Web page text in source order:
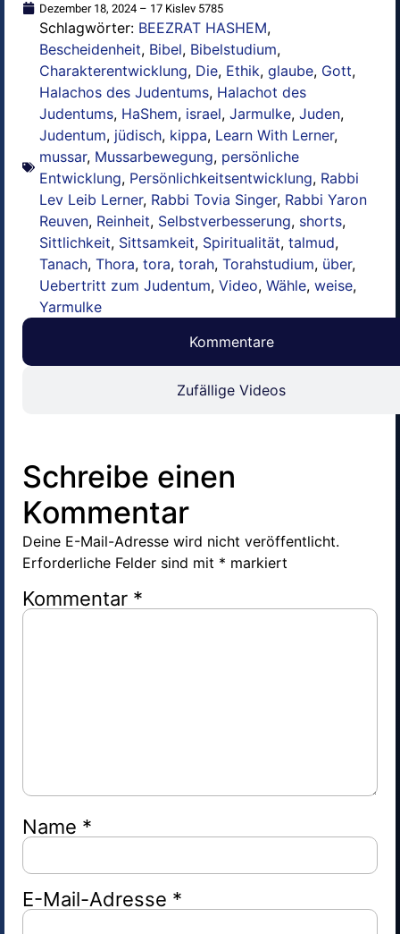
Dezember 18, 2024 – 17 Kislev 5785
Schlagwörter: BEEZRAT HASHEM,
Bescheidenheit, Bibel, Bibelstudium,
Charakterentwicklung, Die, Ethik, glaube, Gott,
Halachos des Judentums, Halachot des
Judentums, HaShem, israel, Jarmulke, Juden,
Judentum, jüdisch, kippa, Learn With Lerner,
mussar, Mussarbewegung, persönliche
Entwicklung, Persönlichkeitsentwicklung, Rabbi
Lev Leib Lerner, Rabbi Tovia Singer, Rabbi Yaron
Reuven, Reinheit, Selbstverbesserung, shorts,
Sittlichkeit, Sittsamkeit, Spiritualität, talmud,
Tanach, Thora, tora, torah, Torahstudium, über,
Uebertritt zum Judentum, Video, Wähle, weise,
Yarmulke
Kommentare
Zufällige Videos
Schreibe einen
Kommentar
Deine E-Mail-Adresse wird nicht veröffentlicht.
Erforderliche Felder sind mit * markiert
Kommentar *
Name *
E-Mail-Adresse *